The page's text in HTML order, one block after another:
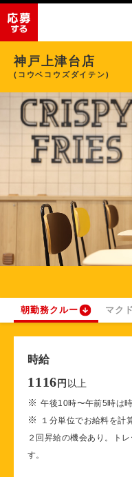
神戸上津台店
(コウベコウズダイテン)
朝勤務クルー マク
時給
1116 円 以上
※午後10時〜午前5時は
※
１分単位でお給料を計
２回昇給の機会あり。ト
す。